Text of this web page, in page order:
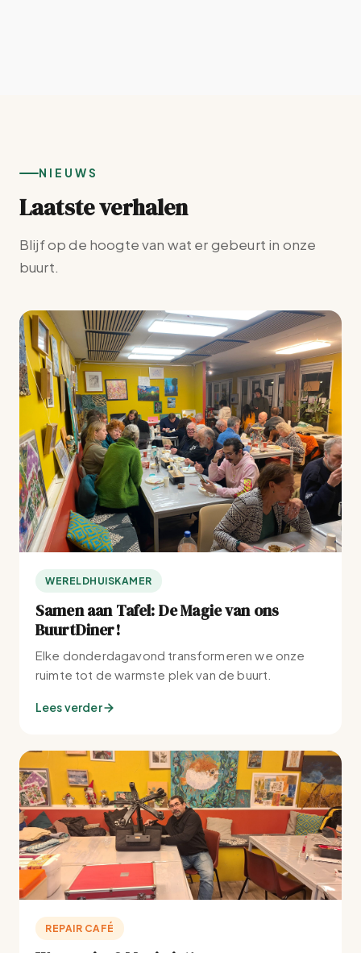
NIEUWS
Laatste verhalen
Blijf op de hoogte van wat er gebeurt in onze
buurt.
WERELDHUISKAMER
Samen aan Tafel: De Magie van ons
BuurtDiner!
Elke donderdagavond transformeren we onze
ruimte tot de warmste plek van de buurt.
Lees verder
REPAIR CAFÉ